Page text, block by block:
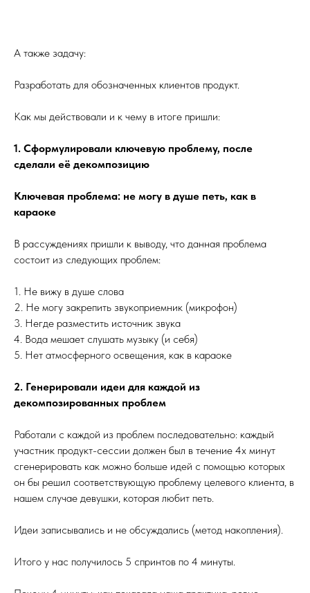
А также задачу:
Разработать для обозначенных клиентов продукт.
Как мы действовали и к чему в итоге пришли:
1. Сформулировали ключевую проблему, после
сделали её декомпозицию
Ключевая проблема: не могу в душе петь, как в
караоке
В рассуждениях пришли к выводу, что данная проблема
состоит из следующих проблем:
1. Не вижу в душе слова
2. Не могу закрепить звукоприемник (микрофон)
3. Негде разместить источник звука
4. Вода мешает слушать музыку (и себя)
5. Нет атмосферного освещения, как в караоке
2. Генерировали идеи для каждой из
декомпозированных проблем
Работали с каждой из проблем последовательно: каждый
участник продукт-сессии должен был в течение 4х минут
сгенерировать как можно больше идей с помощью которых
он бы решил соответствующую проблему целевого клиента, в
нашем случае девушки, которая любит петь.
Идеи записывались и не обсуждались (метод накопления).
Итого у нас получилось 5 спринтов по 4 минуты.